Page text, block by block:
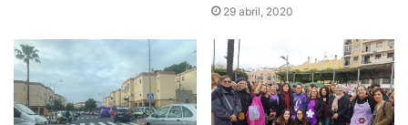
29 abril, 2020